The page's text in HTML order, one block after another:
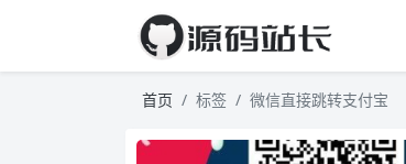
首页 标签 微信直接跳转支付宝